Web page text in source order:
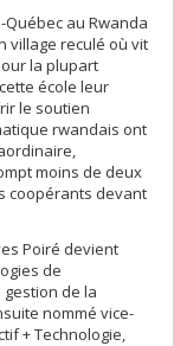
Québec au Rwanda
village reculé où vit
la plupart
école leur
le soutien
rwandais ont
moins de deux
coopérants devant
Poiré devient
de
de la
nommé vice-
+ Technologie,